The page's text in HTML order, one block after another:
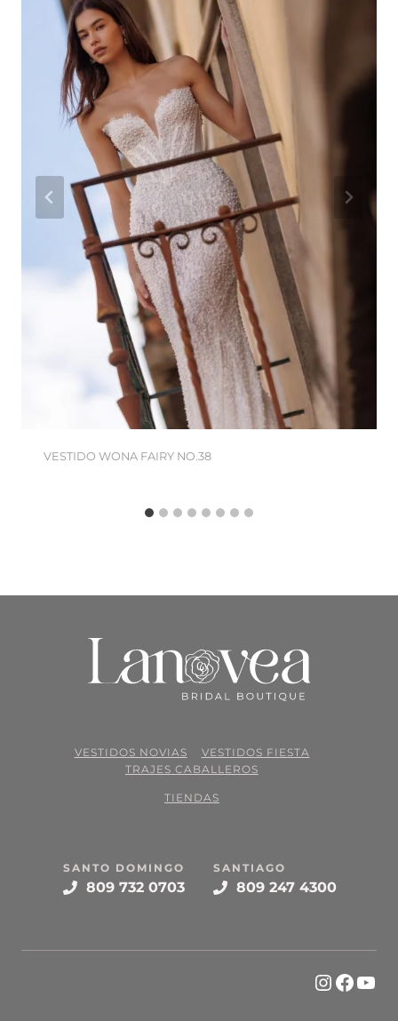
VESTIDO WONA FAIRY NO.38
VESTIDOS NOVIAS
VESTIDOS FIESTA
TRAJES CABALLEROS
TIENDAS
SANTO DOMINGO
809 732 0703
SANTIAGO
809 247 4300